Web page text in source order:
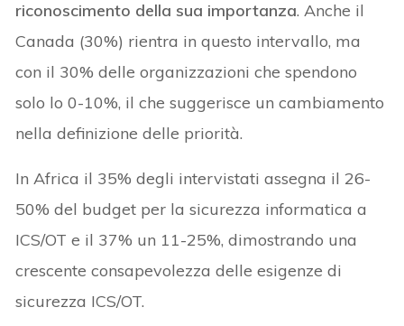
riconoscimento della sua importanza. Anche il
Canada (30%) rientra in questo intervallo, ma
con il 30% delle organizzazioni che spendono
solo lo 0-10%, il che suggerisce un cambiamento
nella definizione delle priorità.
In Africa il 35% degli intervistati assegna il 26-
50% del budget per la sicurezza informatica a
ICS/OT e il 37% un 11-25%, dimostrando una
crescente consapevolezza delle esigenze di
sicurezza ICS/OT.